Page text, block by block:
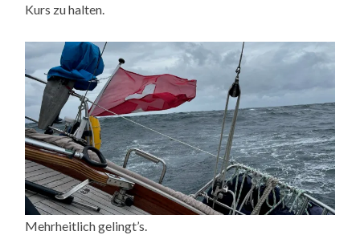
Kurs zu halten.
Mehrheitlich gelingt’s.